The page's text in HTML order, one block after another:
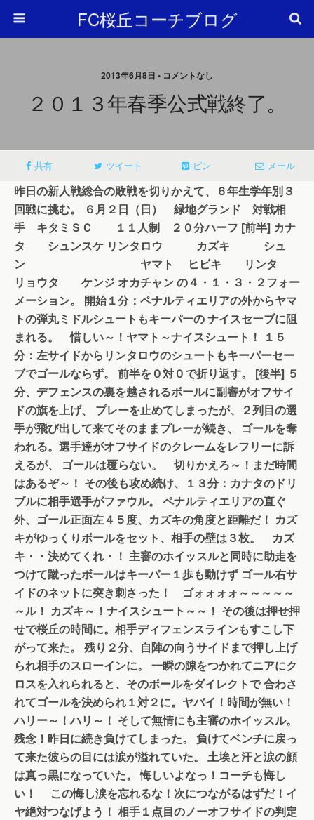
FC桜丘コーチブログ
2013年6月8日 • コメントなし
２０１３年春季公式戦終了。
共有 ツイート ピン メール
昨日の新人戦総合の敗戦を切りかえて、６年生学年別３
回戦に挑む。
６月２日（日） 緑地グランド 対戦相
手 キタミＳＣ １１人制 ２０分ハーフ [前半] カナ
タ シュンスケ リンタロウ カズキ シュ
ン
ヤマト
ヒビキ リンタ
リョウタ ケンジ オカチャンの４・１・３・２フォー
メーション。
開始１分：ペナルティエリアの外からヤマ
トの弾丸ミドルシュートもキーパーのナイスセーブに阻
まれる。 惜しい～！ヤマト～ナイスシュート！
１５
分：左サイドからリンタロウのシュートもキーパーセー
ブでゴールならず。
前半を０対０で折り返す。 [後半] ５
分、デフェンスの裏を越されるボールに副審がオフサイ
ドの旗を上げ、
プレーを止めてしまったが、２列目の選
手が飛び出して来てそのままプレーが続き、
ゴールを奪
われる。選手達がオフサイドのクレームをレフリーに訴
えるが、
ゴールは覆らない。 切りかえろ～！まだ時間
はあるぞ～！ その後も攻め続け、１３分：カナタのドリ
ブルに相手選手がファウル。
ペナルティエリアの直ぐ
外、ゴール正面左４５度、カズキの角度と距離だ！ カズ
キがゆっくりボールをセット、相手の壁は３枚。 カズ
キ・・決めてくれ・！ 主審のホイッスルと同時に助走を
つけて蹴ったボールはキーパー１歩も動けず ゴール右サ
イドのネットに突き刺さった！ ゴォォォォ～～～～～
～ル！ カズキ～！ナイスシュート～～！ その後は押せ押
せで桜丘の時間に。相手ディフェンスラインもすこし下
がって来た。
残り２分、自陣の向うサイドまで押し上げ
られ相手のスローインに。
一瞬の隙をつかれてニアにク
ロスを入れられると、そのボールをダイレクトで合わさ
れてゴールを決められ１対２に。ヤバイ！時間が無い！
ハリー～！ハリ～！ そして無情にも主審のホイッスル。
残念！昨日に続き負けてしまった。
負けてベンチに戻っ
て来た彼らの目には涙が溢れていた。
土埃と汗と涙の顔
は真っ黒になっていた。
悔しいよなっ！コーチも悔し
い！
この悔し涙を忘れるな！次につながるはずだ！イ
ヤ絶対つなげよう！ 相手１点目のノーオフサイドの判定